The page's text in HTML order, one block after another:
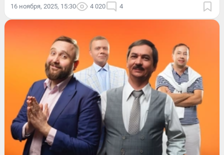
16 ноября, 2025, 15:30 4 020 4